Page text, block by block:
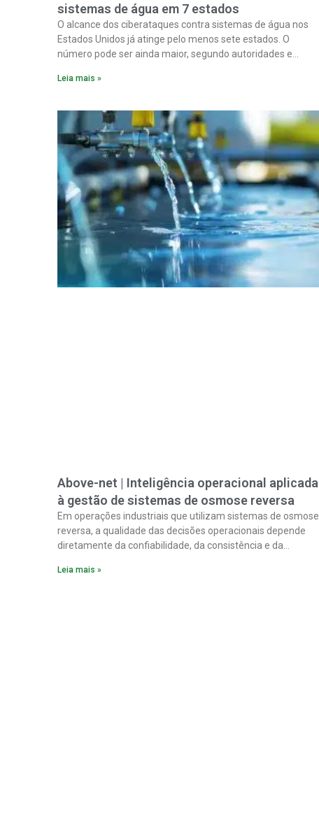
sistemas de água em 7 estados
O alcance dos ciberataques contra sistemas de água nos
Estados Unidos já atinge pelo menos sete estados. O
número pode ser ainda maior, segundo autoridades e
para proteger o abastecimento de água do país contra uma
Leia mais »
Above-net | Inteligência operacional aplicada
à gestão de sistemas de osmose reversa
Em operações industriais que utilizam sistemas de osmose
reversa, a qualidade das decisões operacionais depende
diretamente da confiabilidade, da consistência e da
Leia mais »